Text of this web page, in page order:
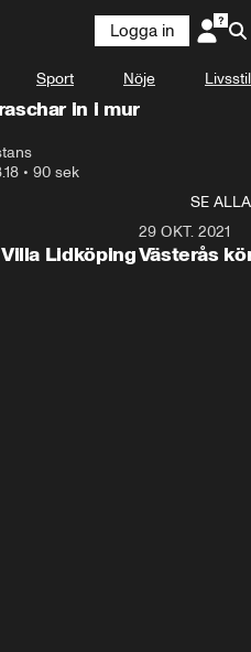
Logga in
Sport Nöje Livsstil
in i mur
• 90 sek
SE ALLA
Lidköping
29 OKT. 2021
Västerås